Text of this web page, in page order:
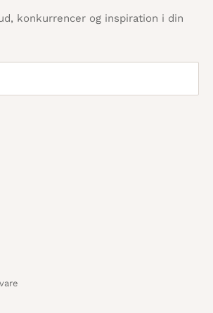
· 10:00 - 17:00
konkurrencer og inspiration i din